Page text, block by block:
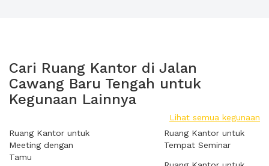
Cari Ruang Kantor di Jalan
Cawang Baru Tengah untuk
Kegunaan Lainnya
Lihat semua kegunaan
Ruang Kantor untuk
Meeting dengan
Tamu
Ruang Kantor untuk
Tempat Seminar